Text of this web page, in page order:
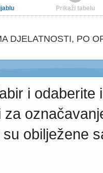
Prikaži tabelu
DJELATNOSTI, PO
i
za
su obilježene